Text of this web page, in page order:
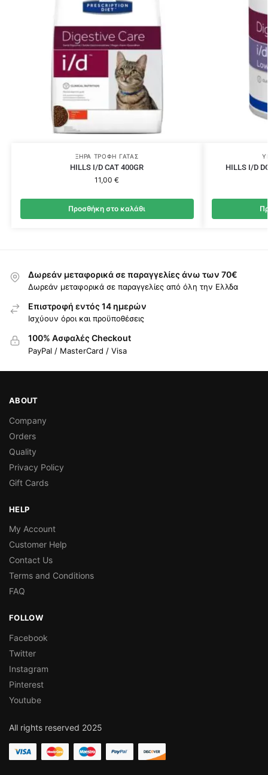
ΞΗΡΆ ΤΡΟΦΉ ΓΆΤΑΣ
HILLS I/D CAT 400GR
11,00€
Προσθήκη στο καλάθι
HILLS I/D
Δωρεάν μεταφορικά σε παραγγελίες άνω των 70€
Δωρεάν μεταφορικά σε παραγγελίες από όλη την Ελλδα
Επιστροφή εντός 14 ημερών
Ισχύουν όροι και προϋποθέσεις
100% Ασφαλές Checkout
PayPal / MasterCard / Visa
ABOUT
Company
Orders
Quality
Privacy Policy
Gift Cards
HELP
My Account
Customer Help
Contact Us
Terms and Conditions
FAQ
FOLLOW
Facebook
Twitter
Instagram
Pinterest
Youtube
All rights reserved 2025